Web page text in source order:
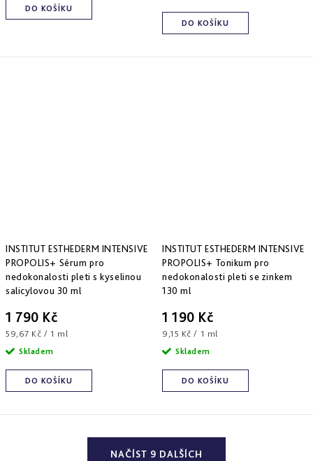
DO KOŠÍKU
DO KOŠÍKU
INSTITUT ESTHEDERM INTENSIVE
PROPOLIS+ Sérum pro
nedokonalosti pleti s kyselinou
salicylovou 30 ml
1 790 Kč
Měrná
cena:
59,67 Kč / 1 ml
DO KOŠÍKU
Skladem
INSTITUT ESTHEDERM INTENSIVE
PROPOLIS+ Tonikum pro
nedokonalosti pleti se zinkem
130 ml
1 190 Kč
Měrná
cena:
9,15 Kč / 1 ml
DO KOŠÍKU
Skladem
NAČÍST 9 DALŠÍCH